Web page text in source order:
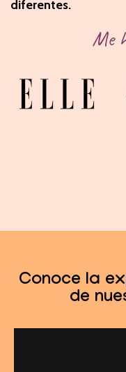
diferentes.
Me
Conoce la
de